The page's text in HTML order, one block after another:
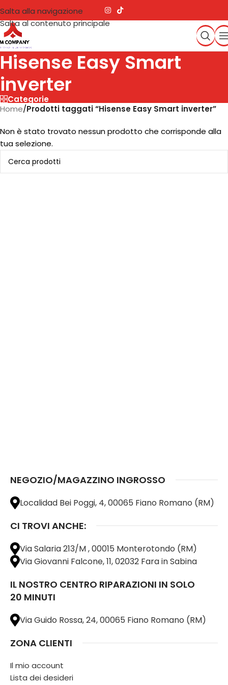
Salta alla navigazione
Salta al contenuto principale
Hisense Easy Smart
inverter
Categorie
Home/Prodotti taggati “Hisense Easy Smart inverter”
Non è stato trovato nessun prodotto che corrisponde alla
tua selezione.
NEGOZIO/MAGAZZINO INGROSSO
Localidad Bei Poggi, 4, 00065 Fiano Romano (RM)
CI TROVI ANCHE:
Via Salaria 213/M , 00015 Monterotondo (RM)
Via Giovanni Falcone, 11, 02032 Fara in Sabina
IL NOSTRO CENTRO RIPARAZIONI IN SOLO
20 MINUTI
Via Guido Rossa, 24, 00065 Fiano Romano (RM)
ZONA CLIENTI
Il mio account
Lista dei desideri